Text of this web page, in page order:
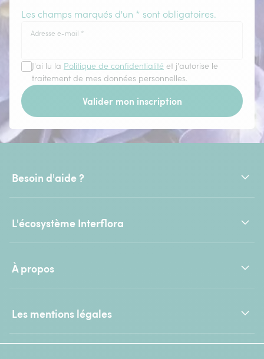
Les champs marqués d'un * sont obligatoires.
Adresse e-mail *
J'ai lu la Politique de confidentialité et j'autorise le
traitement de mes données personnelles.
Valider mon inscription
Besoin d'aide ?
L'écosystème Interflora
À propos
Les mentions légales